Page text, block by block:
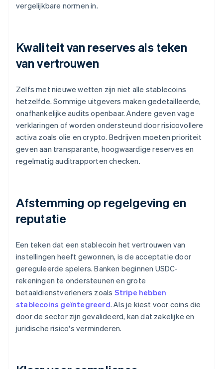
vergelijkbare normen in.
Kwaliteit van reserves als teken
van vertrouwen
Zelfs met nieuwe wetten zijn niet alle stablecoins
hetzelfde. Sommige uitgevers maken gedetailleerde,
onafhankelijke audits openbaar. Andere geven vage
verklaringen of worden ondersteund door risicovollere
activa zoals olie en crypto. Bedrijven moeten prioriteit
geven aan transparante, hoogwaardige reserves en
regelmatig auditrapporten checken.
Afstemming op regelgeving en
reputatie
Een teken dat een stablecoin het vertrouwen van
instellingen heeft gewonnen, is de acceptatie door
gereguleerde spelers. Banken beginnen USDC-
rekeningen te ondersteunen en grote
betaaldienstverleners zoals Stripe hebben
stablecoins geïntegreerd. Als je kiest voor coins die
door de sector zijn gevalideerd, kan dat zakelijke en
juridische risico's verminderen.